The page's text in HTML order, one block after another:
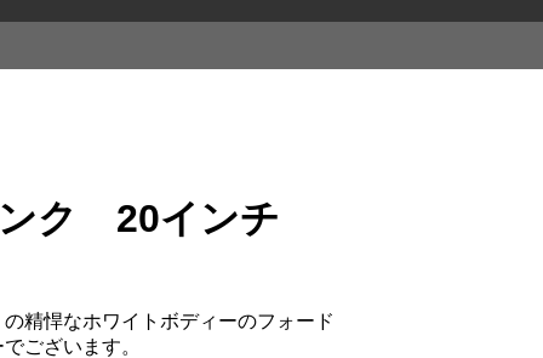
ンク 20インチ
の精悍なホワイトボディーのフォード
ございます。